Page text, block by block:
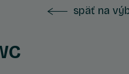
späť na